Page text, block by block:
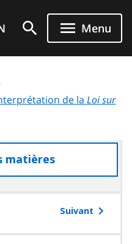
Menu
de laLoi sur
matières
à
table
Suivant